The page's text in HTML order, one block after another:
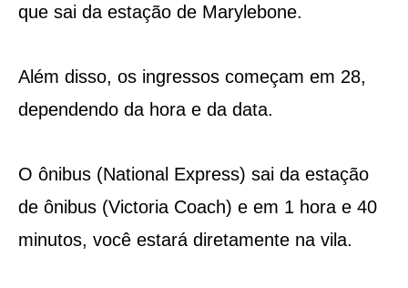
que sai da estação de Marylebone.
Além disso, os ingressos começam em 28,
dependendo da hora e da data.
O ônibus (National Express) sai da estação
de ônibus (Victoria Coach) e em 1 hora e 40
minutos, você estará diretamente na vila.